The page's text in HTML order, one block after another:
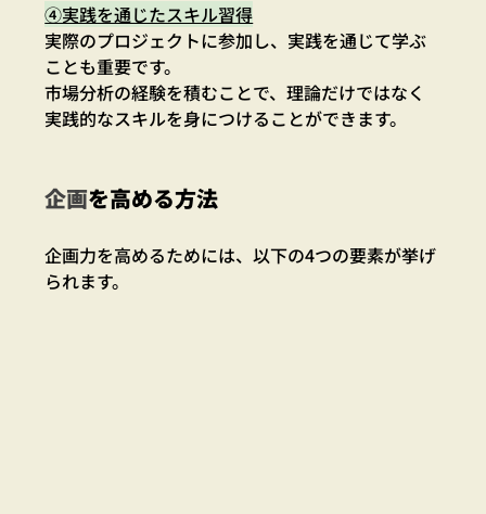
④実践を通じたスキル習得
実際のプロジェクトに参加し、実践を通じて学ぶ
ことも重要です。
市場分析の経験を積むことで、理論だけではなく
実践的なスキルを身につけることができます。
企画を高める方法
企画力を高めるためには、以下の4つの要素が挙げ
られます。